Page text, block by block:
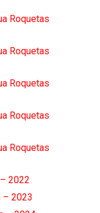
Roquetas
Roquetas
Roquetas
Roquetas
Roquetas
2022
– 2023